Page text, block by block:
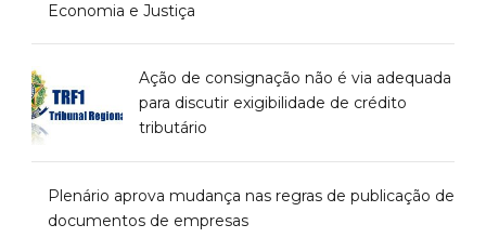
Economia e Justiça
Ação de consignação não é via adequada
para discutir exigibilidade de crédito
tributário
Plenário aprova mudança nas regras de publicação de
documentos de empresas